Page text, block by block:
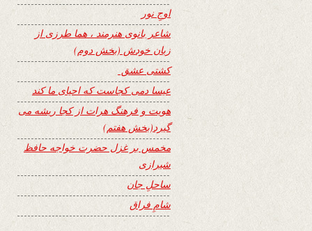
اوجِ نور
شاعر بانوی هنرمند ، هما طرزی از
زبان خودش (بخش دوم)
کشتی عشق
عیسا دمی کجاست که احیای ما کند
هویت و فرهنگ هرات از کجا ریشه می
گیرد(بخش هفتم)
مخمس بر غزل حضرت خواجه حافظ
شیرازی
ساحلِ جان
شامِ فراق